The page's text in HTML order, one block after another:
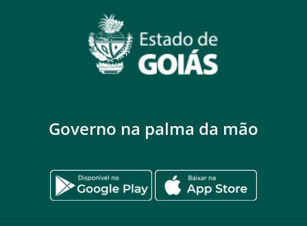
Governo na palma da mão